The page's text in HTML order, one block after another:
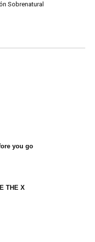
Sobrenatural
you go
THE X